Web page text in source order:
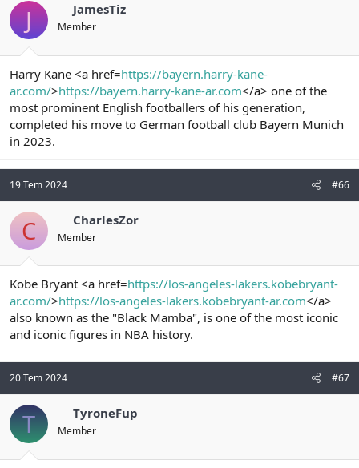
J JamesTiz
Member
Harry Kane <a href=https://bayern.harry-kane-
ar.com/>https://bayern.harry-kane-ar.com</a> one of the
most prominent English footballers of his generation,
completed his move to German football club Bayern Munich
in 2023.
19 Tem 2024 #66
C CharlesZor
Member
Kobe Bryant <a href=https://los-angeles-lakers.kobebryant-
ar.com/>https://los-angeles-lakers.kobebryant-ar.com</a>
also known as the "Black Mamba", is one of the most iconic
and iconic figures in NBA history.
20 Tem 2024 #67
T TyroneFup
Member